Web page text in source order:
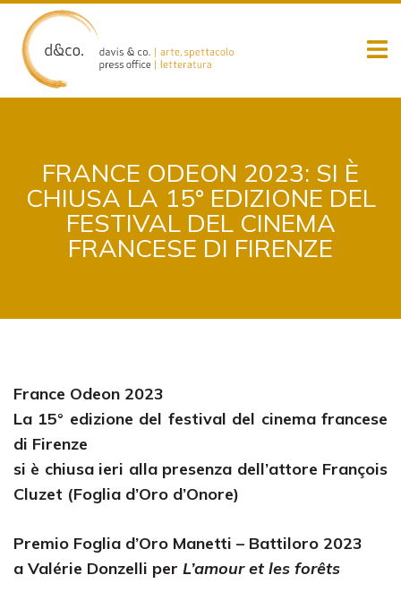
content
FRANCE ODEON 2023: SI È
CHIUSA LA 15° EDIZIONE DEL
FESTIVAL DEL CINEMA
FRANCESE DI FIRENZE
France Odeon 2023
La 15° edizione del festival del cinema francese
di Firenze
si è chiusa ieri alla presenza dell’attore François
Cluzet (Foglia d’Oro d’Onore)
Premio Foglia d’Oro Manetti – Battiloro 2023
a Valérie Donzelli per L’amour et les forêts